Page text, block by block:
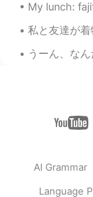
My lunch: fajitas (pronounced
私と友達が着物を着て一緒写真を撮いました💕。 優しいお姉さんが
うーん、なんだろうね カナダ人と行っても、100%中華の血が
AI Grammar
Language